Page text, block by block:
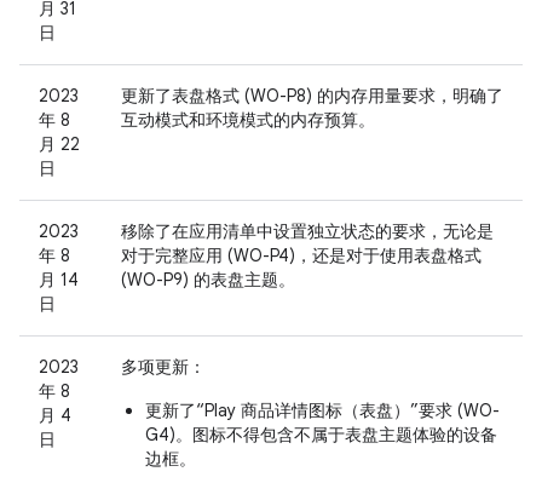
月 31
日
2023
年 8
月 22
日
更新了表盘格式 (WO-P8) 的内存用量要求，明确了
互动模式和环境模式的内存预算。
2023
年 8
月 14
日
移除了在应用清单中设置独立状态的要求，无论是
对于完整应用 (WO-P4)，还是对于使用表盘格式
(WO-P9) 的表盘主题。
2023
年 8
月 4
日
多项更新：
更新了“Play 商品详情图标（表盘）”要求 (WO-
G4)。图标不得包含不属于表盘主题体验的设备
边框。